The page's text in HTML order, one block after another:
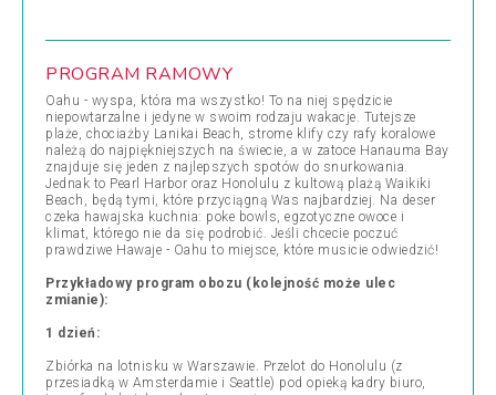
PROGRAM RAMOWY
Oahu - wyspa, która ma wszystko! To na niej spędzicie
niepowtarzalne i jedyne w swoim rodzaju wakacje. Tutejsze
plaże, chociażby Lanikai Beach, strome klify czy rafy koralowe
należą do najpiękniejszych na świecie, a w zatoce Hanauma Bay
znajduje się jeden z najlepszych spotów do snurkowania.
Jednak to Pearl Harbor oraz Honolulu z kultową plażą Waikiki
Beach, będą tymi, które przyciągną Was najbardziej. Na deser
czeka hawajska kuchnia: poke bowls, egzotyczne owoce i
klimat, którego nie da się podrobić. Jeśli chcecie poczuć
prawdziwe Hawaje - Oahu to miejsce, które musicie odwiedzić!
Przykładowy program obozu (kolejność może ulec
zmianie):
1 dzień:
Zbiórka na lotnisku w Warszawie. Przelot do Honolulu (z
przesiadką w Amsterdamie i Seattle) pod opieką kadry biuro,